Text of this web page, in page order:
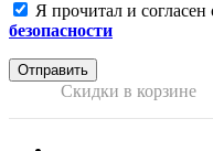
Я прочитал и согласен
безопасности
Отправить
Скидки в корзине